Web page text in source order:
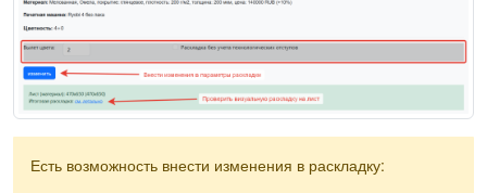
Есть возможность внести изменения в раскладку: